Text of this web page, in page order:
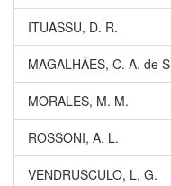
ITUASSU, D. R.
MAGALHÃES, C. A. de
MORALES, M. M.
ROSSONI, A. L.
VENDRUSCULO, L. G.